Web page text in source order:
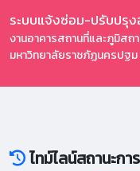
ระบบแจ้งซ่อม-ปรับปรุ
งานอาคารสถานที่และภูมิสถ
มหาวิทยาลัยราชภัฏนครปฐม
ไทม์ไลน์สถานะกา